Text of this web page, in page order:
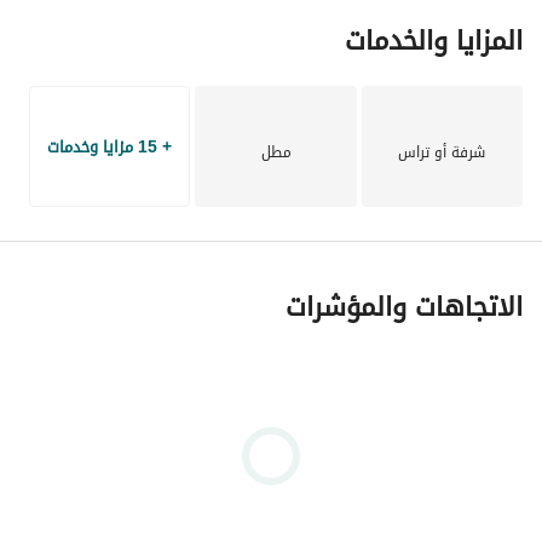
المزايا والخدمات
شرفة أو تراس مطل + 15 مزايا وخدمات
الاتجاهات والمؤشرات